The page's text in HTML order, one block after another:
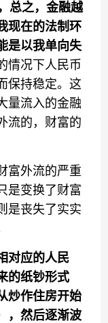
总之，金融越
现在的法制环
是以我单向失
情况下人民币
保持稳定。这
量流入的金融
流的，财富的
外流的严重
是变换了财富
是丧失了实实
对应的人民
的纸钞形式
炒作住房开始
，然后逐渐波